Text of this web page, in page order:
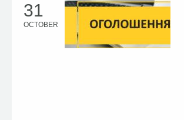
31
OCTOBER